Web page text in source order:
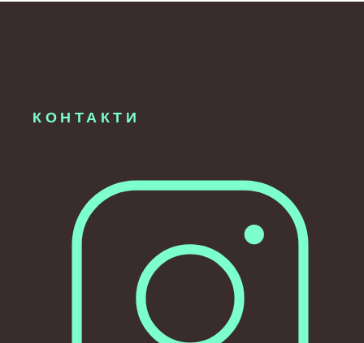
КОНТАКТИ